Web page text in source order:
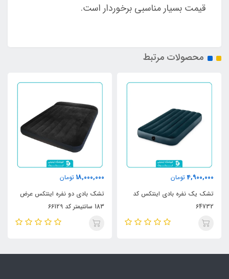
قیمت بسیار مناسبی برخوردار است.
محصولات مرتبط
4,900,000 تومان
تشک یک نفره بادی اینتکس کد
64732
18,000,000 تومان
تشک بادی دو نفره اینتکس عرض
183 سانتیمتر کد 66129